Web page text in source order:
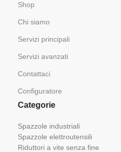
Shop
Chi siamo
Servizi principali
Servizi avanzati
Contattaci
Configuratore
Categorie
Spazzole industriali
Spazzole elettroutensili
Riduttori a vite senza fine